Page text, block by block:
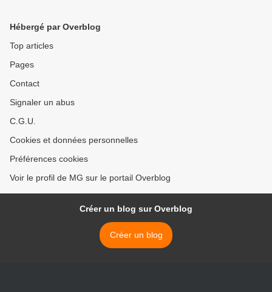
Hébergé par Overblog
Top articles
Pages
Contact
Signaler un abus
C.G.U.
Cookies et données personnelles
Préférences cookies
Voir le profil de MG sur le portail Overblog
Créer un blog sur Overblog
Créer un blog